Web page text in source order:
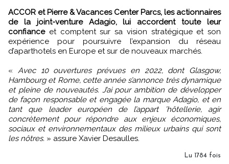
ACCOR et Pierre & Vacances Center Parcs, les actionnaires
de la joint-venture Adagio, lui accordent toute leur
confianceet comptent sur sa vision stratégique et son
expérience pour poursuivre l’expansion du réseau
d’aparthotels en Europe et sur de nouveaux marchés.
« Avec 10 ouvertures prévues en 2022, dont Glasgow,
Hambourg et Rome, cette année s’annonce très dynamique
et pleine de nouveautés. J’ai pour ambition de développer
de façon responsable et engagée la marque Adagio, et en
tant que leader européen de l’appart ’hôtellerie, agir
concrètement pour répondre aux enjeux économiques,
sociaux et environnementaux des milieux urbains qui sont
les nôtres. » assure Xavier Desaulles.
Lu 1784 fois